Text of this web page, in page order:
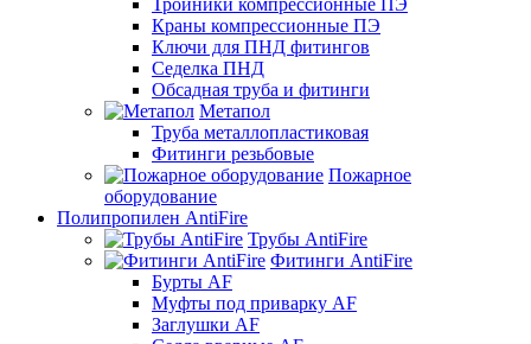
Краны компрессионные ПЭ
Ключи для ПНД фитингов
Седелка ПНД
Обсадная труба и фитинги
Метапол
Труба металлопластиковая
Фитинги резьбовые
Пожарное
оборудование
Полипропилен AntiFire
Трубы AntiFire
Фитинги AntiFire
Бурты AF
Муфты под приварку AF
Заглушки AF